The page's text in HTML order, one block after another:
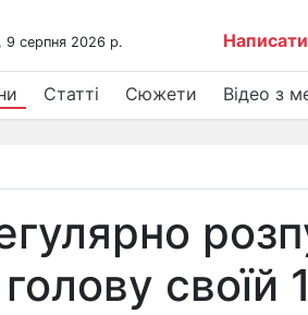
9 серпня 2026 р.
Статті Сюжети Відео з
своїй